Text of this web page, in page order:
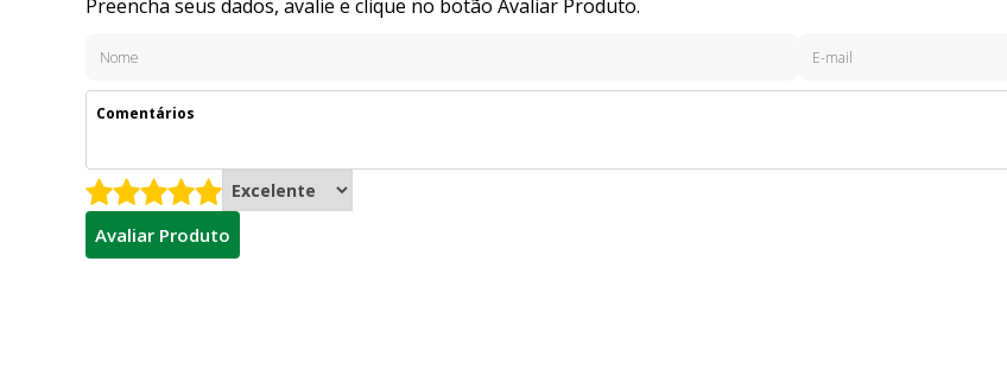
Preencha seus dados, avalie e clique no botão Avaliar Produto.
Avaliar Produto